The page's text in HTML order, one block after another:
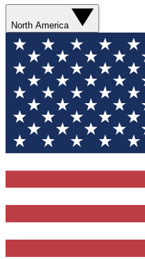
North America